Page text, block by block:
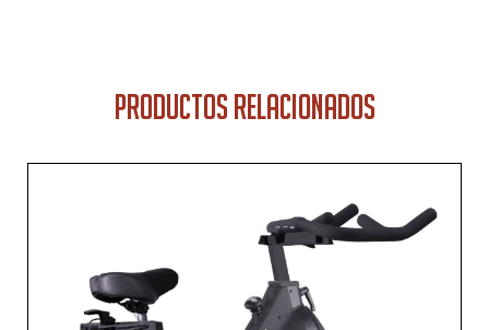
PRODUCTOS RELACIONADOS